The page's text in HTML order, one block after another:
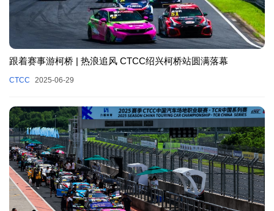
跟着赛事游柯桥 | 热浪追风 CTCC绍兴柯桥站圆满落幕
CTCC 2025-06-29